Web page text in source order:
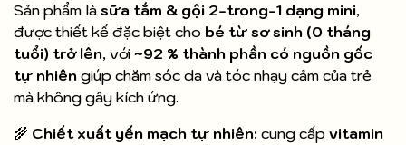
Sản phẩm là sữa tắm & gội 2-trong-1 dạng mini,
được thiết kế đặc biệt cho bé từ sơ sinh (0 tháng
tuổi) trở lên, với ~92 % thành phần có nguồn gốc
tự nhiên giúp chăm sóc da và tóc nhạy cảm của trẻ
mà không gây kích ứng.
🌾 Chiết xuất yến mạch tự nhiên: cung cấp vitamin